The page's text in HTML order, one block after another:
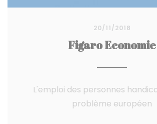
20/11/2018
Figaro Economie
L'emploi des personnes
problème européen